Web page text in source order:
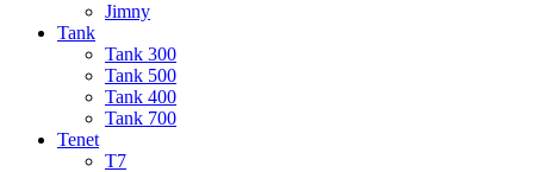
Jimny
Tank
Tank 300
Tank 500
Tank 400
Tank 700
Tenet
T7